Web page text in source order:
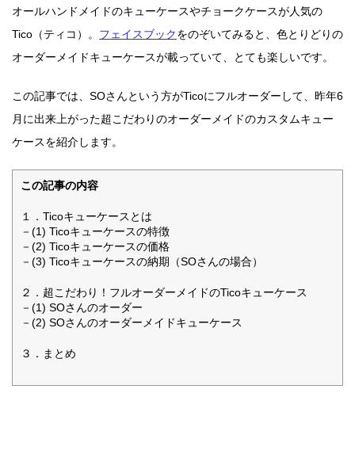
オールハンドメイドのキューケースやチョークケースが人気の
Tico（ティコ）。 フェイスブック をのぞいてみると、色とりどりの
オーダーメイドキューケースが載っていて、とても楽しいです。
この記事では、SOさんという方がTicoにフルオーダーして、昨年6
月に出来上がった超こだわりのオーダーメイドのカスタムキュー
ケースを紹介します。
この記事の内容
１．Ticoキューケースとは
－(1) Ticoキューケースの特徴
－(2) Ticoキューケースの価格
－(3) Ticoキューケースの納期（SOさんの場合）
２．超こだわり！フルオーダーメイドのTicoキューケース
－(1) SOさんのオーダー
－(2) SOさんのオーダーメイドキューケース
３．まとめ